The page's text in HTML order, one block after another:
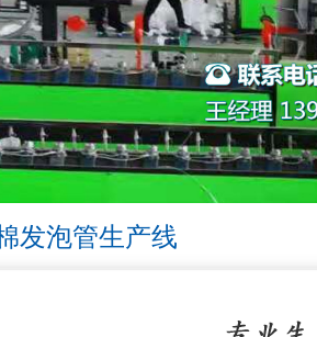
发泡管生产线